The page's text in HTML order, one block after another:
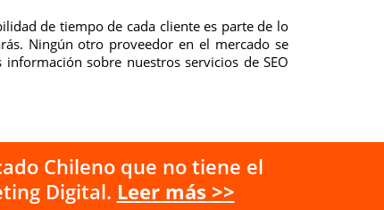
de tiempo de cada cliente es parte de lo
Ningún otro proveedor en el mercado se
sobre nuestros servicios de SEO
Chileno que no tiene el
Digital. Leer más >>